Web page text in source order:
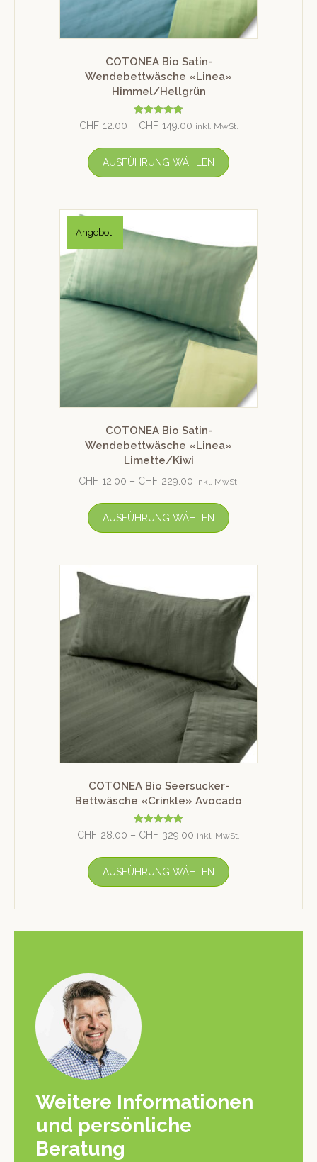
COTONEA Bio Satin-
Wendebettwäsche «Linea»
Himmel/Hellgrün
Bewertet mit
5.00
CHF 12.00 – CHF 149.00 inkl. MwSt.
AUSFÜHRUNG WÄHLEN
Angebot!
COTONEA Bio Satin-
Wendebettwäsche «Linea»
Limette/Kiwi
CHF 12.00 – CHF 229.00 inkl. MwSt.
AUSFÜHRUNG WÄHLEN
COTONEA Bio Seersucker-
Bettwäsche «Crinkle» Avocado
Bewertet mit
5.00
CHF 28.00 – CHF 329.00 inkl. MwSt.
AUSFÜHRUNG WÄHLEN
Weitere Informationen
und persönliche
Beratung